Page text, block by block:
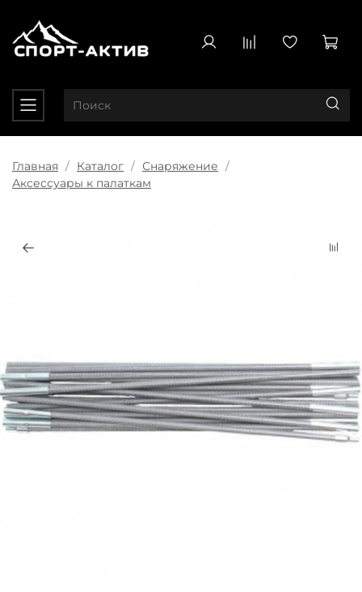
Главная Каталог
Снаряжение
Аксессуары к палаткам